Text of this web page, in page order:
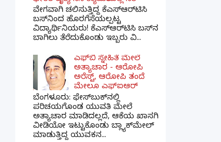
ವೇಗವಾಗಿ ಚಲಿಸುತ್ತಿದ್ದ ಕೆಎಸ್‌ಆರ್‌ಟಿಸಿ
ಬಸ್‌ನಿಂದ ಹೊರಗೆಸೆಯಲ್ಪಟ್ಟ
ವಿದ್ಯಾರ್ಥಿನಿಯರು! ಕೆಎಸ್‌ಆರ್‌ಟಿಸಿ ಬಸ್‌ನ
ಬಾಗಿಲು ತೆರೆದುಕೊಂಡು ಇಬ್ಬರು ವಿ...
ಎಫ್‌ಬಿ ಸ್ನೇಹಿತೆ ಮೇಲೆ
ಅತ್ಯಾಚಾರ - ಆರೋಪಿ
ಅರೆಸ್ಟ್, ಆರೋಪಿ ತಂದೆ
ಮೇಲೂ ಎಫ್ಐಆರ್
ಬೆಂಗಳೂರು: ಫೇಸ್‌ಬುಕ್‌ನಲ್ಲಿ
ಪರಿಚಯಗೊಂಡ ಯುವತಿ ಮೇಲೆ
ಅತ್ಯಾಚಾರ ಮಾಡಿದಲ್ಲದೆ, ಆಕೆಯ ಖಾಸಗಿ
ವೀಡಿಯೋ ಇಟ್ಟುಕೊಂಡು ಬ್ಲ್ಯಾಕ್‌ಮೇಲ್
ಮಾಡುತ್ತಿದ್ದ ಯುವಕನ...